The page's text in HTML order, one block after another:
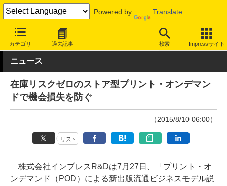
Powered by Translate
カテゴリ 過去記事 検索 Impressサイト
INTERNET Watch トピック
ニュース
在庫リスクゼロのストア型プリント・オンデマン
ドで機会損失を防ぐ
（2015/8/10 06:00）
リスト
株式会社インプレスR&Dは7月27日、「プリント・オ
ンデマンド（POD）による新出版流通ビジネスモデル説